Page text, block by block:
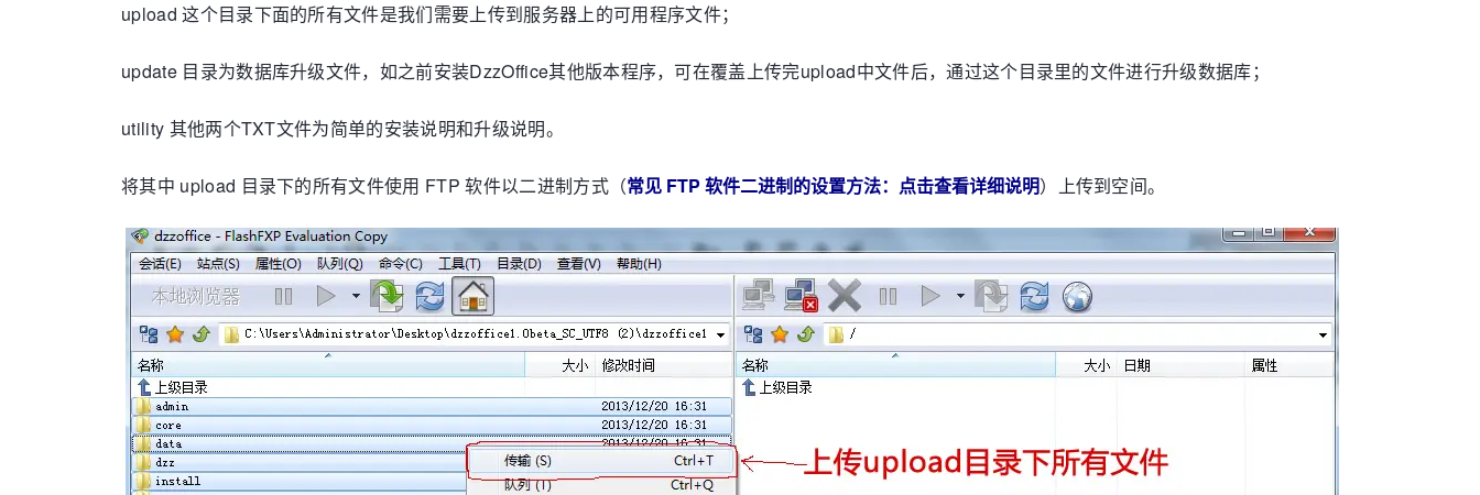
upload 这个目录下面的所有文件是我们需要上传到服务器上的可用程序文件；
update 目录为数据库升级文件，如之前安装DzzOffice其他版本程序，可在覆盖上传完upload中文件后，通过这个目录里的文件进行升级数据库；
utility 其他两个TXT文件为简单的安装说明和升级说明。
将其中 upload 目录下的所有文件使用 FTP 软件以二进制方式（常见 FTP 软件二进制的设置方法：点击查看详细说明）上传到空间。